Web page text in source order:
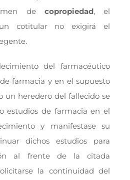
de copropiedad, el
cotitular no exigirá el
del farmacéutico
farmacia y en el supuesto
un heredero del fallecido se
estudios de farmacia en el
y manifestase su
dichos estudios para
al frente de la citada
la continuidad del